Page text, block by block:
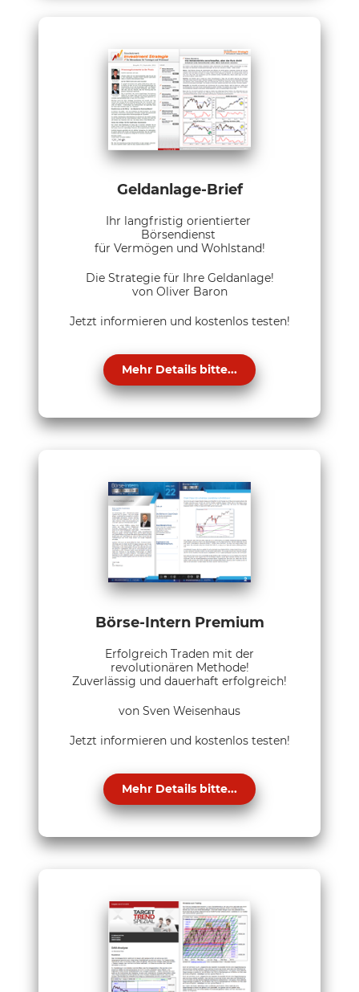
Geldanlage-Brief
Ihr langfristig orientierter
Börsendienst
für Vermögen und Wohlstand!
Die Strategie für Ihre Geldanlage!
von Oliver Baron
Jetzt informieren und kostenlos testen!
Mehr Details bitte...
Börse-Intern Premium
Erfolgreich Traden mit der
revolutionären Methode!
Zuverlässig und dauerhaft erfolgreich!
von Sven Weisenhaus
Jetzt informieren und kostenlos testen!
Mehr Details bitte...